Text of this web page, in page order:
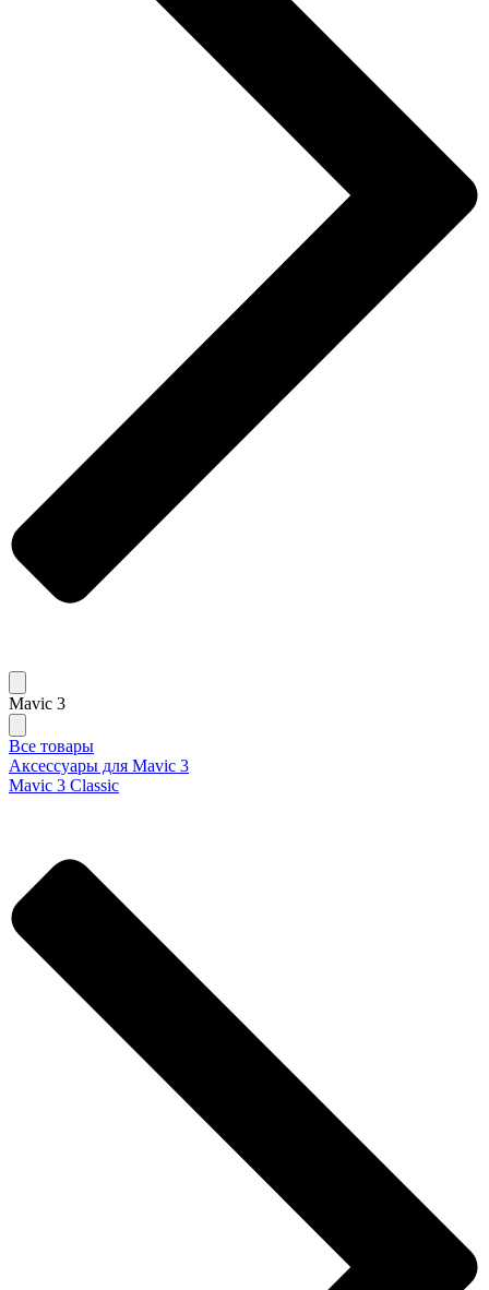
Mavic 3
Все товары
Аксессуары для Mavic 3
Mavic 3 Classic